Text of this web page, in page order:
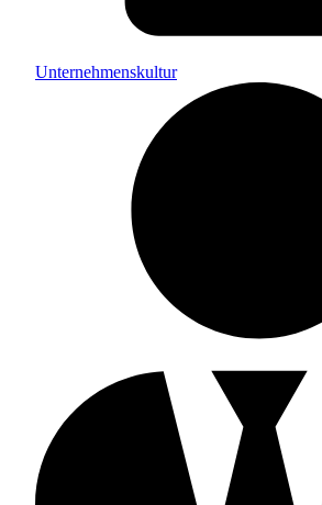
Unternehmenskultur